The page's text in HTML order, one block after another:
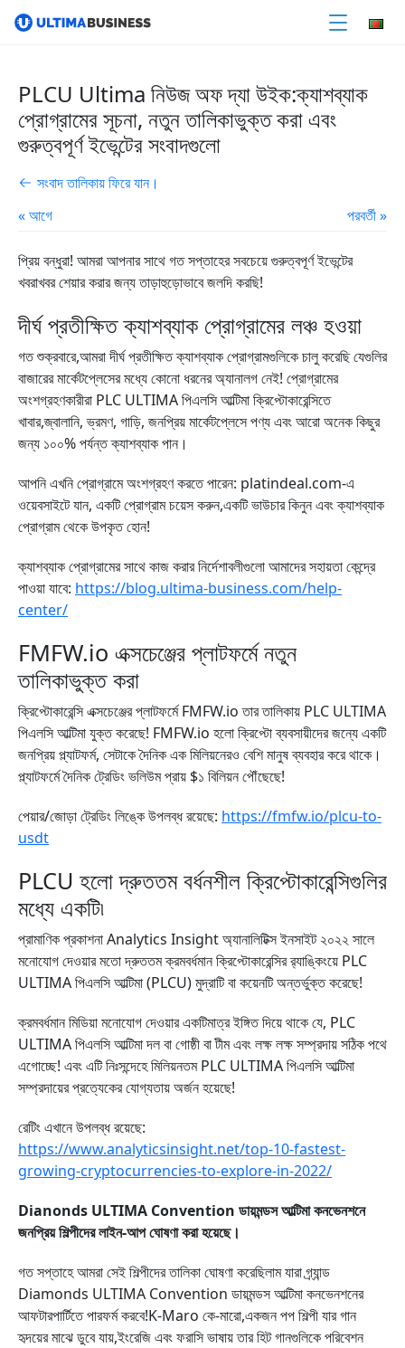
PLCU Ultima নিউজ অফ দ্যা উইক:ক্যাশব্যাক
প্রোগ্রামের সূচনা, নতুন তালিকাভুক্ত করা এবং
গুরুত্বপূর্ণ ইভেন্টের সংবাদগুলো
সংবাদ তালিকায় ফিরে যান।
« আগে
পরবর্তী »
প্রিয় বন্ধুরা! আমরা আপনার সাথে গত সপ্তাহের সবচেয়ে গুরুত্বপূর্ণ ইভেন্টের
খবরাখবর শেয়ার করার জন্য তাড়াহুড়োভাবে জলদি করছি!
দীর্ঘ প্রতীক্ষিত ক্যাশব্যাক প্রোগ্রামের লঞ্চ হওয়া
গত শুক্রবারে,আমরা দীর্ঘ প্রতীক্ষিত ক্যাশব্যাক প্রোগ্রামগুলিকে চালু করেছি যেগুলির
বাজারের মার্কেটপ্লেসের মধ্যে কোনো ধরনের অ্যানালগ নেই! প্রোগ্রামের
অংশগ্রহণকারীরা PLC ULTIMA পিএলসি আল্টিমা ক্রিপ্টোকারেন্সিতে
খাবার,জ্বালানি, ভ্রমণ, গাড়ি, জনপ্রিয় মার্কেটপ্লেসে পণ্য এবং আরো অনেক কিছুর
জন্য ১০০% পর্যন্ত ক্যাশব্যাক পান।
আপনি এখনি প্রোগ্রামে অংশগ্রহণ করতে পারেন: platindeal.com-এ
ওয়েবসাইটে যান, একটি প্রোগ্রাম চয়েস করুন,একটি ভাউচার কিনুন এবং ক্যাশব্যাক
প্রোগ্রাম থেকে উপকৃত হোন!
ক্যাশব্যাক প্রোগ্রামের সাথে কাজ করার নির্দেশাবলীগুলো আমাদের সহায়তা কেন্দ্রে
পাওয়া যাবে: https://blog.ultima-business.com/help-
center/
FMFW.io এক্সচেঞ্জের প্লাটফর্মে নতুন
তালিকাভুক্ত করা
ক্রিপ্টোকারেন্সি এক্সচেঞ্জের প্লাটফর্মে FMFW.io তার তালিকায় PLC ULTIMA
পিএলসি আল্টিমা যুক্ত করেছে! FMFW.io হলো ক্রিপ্টো ব্যবসায়ীদের জন্যে একটি
জনপ্রিয় প্ল্যাটফর্ম, সেটাকে দৈনিক এক মিলিয়নেরও বেশি মানুষ ব্যবহার করে থাকে।
প্ল্যাটফর্মে দৈনিক ট্রেডিং ভলিউম প্রায় $১ বিলিয়ন পৌঁছেছে!
পেয়ার/জোড়া ট্রেডিং লিঙ্কে উপলব্ধ রয়েছে: https://fmfw.io/plcu-to-
usdt
PLCU হলো দ্রুততম বর্ধনশীল ক্রিপ্টোকারেন্সিগুলির
মধ্যে একটি৷
প্রামাণিক প্রকাশনা Analytics Insight অ্যানালিটিক্স ইনসাইট ২০২২ সালে
মনোযোগ দেওয়ার মতো দ্রুততম ক্রমবর্ধমান ক্রিপ্টোকারেন্সির র‌্যাঙ্কিংয়ে PLC
ULTIMA পিএলসি আল্টিমা (PLCU) মুদ্রাটি বা কয়েনটি অন্তর্ভুক্ত করেছে!
ক্রমবর্ধমান মিডিয়া মনোযোগ দেওয়ার একটিমাত্র ইঙ্গিত দিয়ে থাকে যে, PLC
ULTIMA পিএলসি আল্টিমা দল বা গোষ্ঠী বা টীম এবং লক্ষ লক্ষ সম্প্রদায় সঠিক পথে
এগোচ্ছে! এবং এটি নিঃসন্দেহে মিলিয়নতম PLC ULTIMA পিএলসি আল্টিমা
সম্প্রদায়ের প্রত্যেকের যোগ্যতায় অর্জন হয়েছে!
রেটিং এখানে উপলব্ধ রয়েছে:
https://www.analyticsinsight.net/top-10-fastest-
growing-cryptocurrencies-to-explore-in-2022/
Dianonds ULTIMA Convention ডায়মন্ডস আল্টিমা কনভেনশনে
জনপ্রিয় শিল্পীদের লাইন-আপ ঘোষণা করা হয়েছে।
গত সপ্তাহে আমরা সেই শিল্পীদের তালিকা ঘোষণা করেছিলাম যারা গ্র্যান্ড
Diamonds ULTIMA Convention ডায়মন্ডস আল্টিমা কনভেনশনের
আফটারপার্টিতে পারফর্ম করবে!K-Maro কে-মারো,একজন পপ শিল্পী যার গান
হৃদয়ের মাঝে ডুবে যায়,ইংরেজি এবং ফরাসি ভাষায় তার হিট গানগুলিকে পরিবেশন